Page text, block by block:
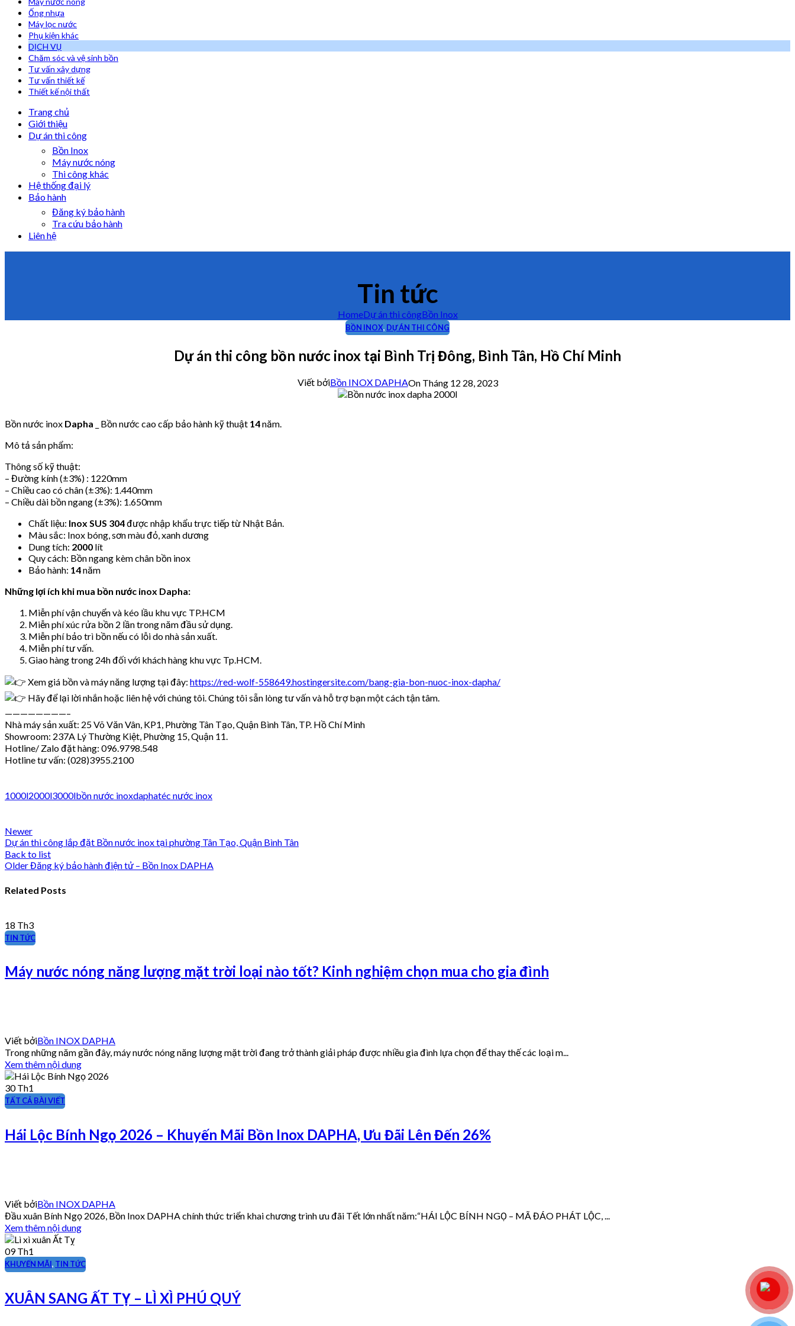
Ống nhựa
Máy lọc nước
Phụ kiện khác
DỊCH VỤ
Chăm sóc và vệ sinh bồn
Tư vấn xây dựng
Tư vấn thiết kế
Thiết kế nội thất
Trang chủ
Giới thiệu
Dự án thi công
Bồn Inox
Máy nước nóng
Thi công khác
Hệ thống đại lý
Bảo hành
Đăng ký bảo hành
Tra cứu bảo hành
Liên hệ
Tin tức
HomeDự án thi côngBồn Inox
BỒN INOX, DỰ ÁN THI CÔNG
Dự án thi công bồn nước inox tại Bình Trị Đông, Bình Tân, Hồ Chí Minh
Viết bởiBồn INOX DAPHAOn Tháng 12 28, 2023
Bồn nước inox Dapha _ Bồn nước cao cấp bảo hành kỹ thuật 14năm.
Mô tả sản phẩm:
Thông số kỹ thuật:
– Đường kính (±3%) : 1220mm
– Chiều cao có chân (±3%): 1.440mm
– Chiều dài bồn ngang (±3%): 1.650mm
Chất liệu: Inox SUS 304được nhập khẩu trực tiếp từ Nhật Bản.
Màu sắc: Inox bóng, sơn màu đỏ, xanh dương
Dung tích: 2000 lít
Quy cách: Bồn ngang kèm chân bồn inox
Bảo hành: 14năm
Những lợi ích khi mua bồn nước inox Dapha:
Miễn phí vận chuyển và kéo lầu khu vực TP.HCM
Miễn phí xúc rửa bồn 2 lần trong năm đầu sử dụng.
Miễn phí bảo trì bồn nếu có lỗi do nhà sản xuất.
Miễn phí tư vấn.
Giao hàng trong 24h đối với khách hàng khu vực Tp.HCM.
Xem giá bồn và máy năng lượng tại đây: https://red-wolf-558649.hostingersite.com/bang-gia-bon-nuoc-inox-dapha/
Hãy để lại lời nhắn hoặc liên hệ với chúng tôi. Chúng tôi sẵn lòng tư vấn và hỗ trợ bạn một cách tận tâm.
————————–
Nhà máy sản xuất: 25 Võ Văn Vân, KP1, Phường Tân Tạo, Quận Bình Tân, TP. Hồ Chí Minh
Showroom: 237A Lý Thường Kiệt, Phường 15, Quận 11.
Hotline/ Zalo đặt hàng: 096.9798.548
Hotline tư vấn: (028)3955.2100
1000l2000l3000lbồn nước inoxdaphatéc nước inox
Newer
Dự án thi công lắp đặt Bồn nước inox tại phường Tân Tạo, Quận Bình Tân
Back to list
OlderĐăng ký bảo hành điện tử – Bồn Inox DAPHA
Related Posts
18 Th3
TIN TỨC
Máy nước nóng năng lượng mặt trời loại nào tốt? Kinh nghiệm chọn mua cho gia đình
Viết bởiBồn INOX DAPHA
Trong những năm gần đây, máy nước nóng năng lượng mặt trời đang trở thành giải pháp được nhiều gia đình lựa chọn để thay thế các loại m...
Xem thêm nội dung
30Th1
TẤT CẢ BÀI VIẾT
Hái Lộc Bính Ngọ 2026 – Khuyến Mãi Bồn Inox DAPHA, Ưu Đãi Lên Đến 26%
Viết bởiBồn INOX DAPHA
Đầu xuân Bính Ngọ 2026, Bồn Inox DAPHA chính thức triển khai chương trình ưu đãi Tết lớn nhất năm:“HÁI LỘC BÍNH NGỌ – MÃ ĐÁO PHÁT LỘC, ...
Xem thêm nội dung
09Th1
KHUYẾN MÃI, TIN TỨC
XUÂN SANG ẤT TỴ – LÌ XÌ PHÚ QUÝ